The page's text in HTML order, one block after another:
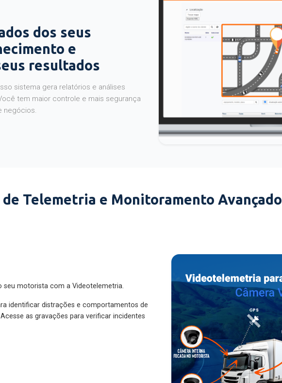
dos seus
e
resultados
sistema gera relatórios e análises
tem maior controle e mais segurança
negócios.
de Telemetria e Monitoramento Avançado
seu motorista com a Videotelemetria.
identificar distrações e comportamentos de
as gravações para verificar incidentes